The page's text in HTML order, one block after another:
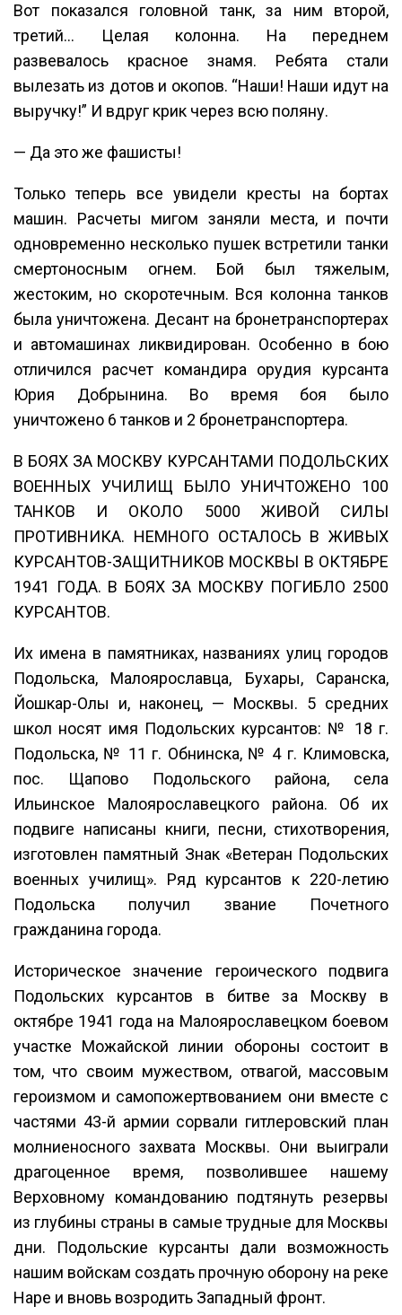
Вот показался головной танк, за ним второй,
третий… Целая колонна. На переднем
развевалось красное знамя. Ребята стали
вылезать из дотов и окопов. “Наши! Наши идут на
выручку!” И вдруг крик через всю поляну.
— Да это же фашисты!
Только теперь все увидели кресты на бортах
машин. Расчеты мигом заняли места, и почти
одновременно несколько пушек встретили танки
смертоносным огнем. Бой был тяжелым,
жестоким, но скоротечным. Вся колонна танков
была уничтожена. Десант на бронетранспортерах
и автомашинах ликвидирован. Особенно в бою
отличился расчет командира орудия курсанта
Юрия Добрынина. Во время боя было
уничтожено 6 танков и 2 бронетранспортера.
В БОЯХ ЗА МОСКВУ КУРСАНТАМИ ПОДОЛЬСКИХ
ВОЕННЫХ УЧИЛИЩ БЫЛО УНИЧТОЖЕНО 100
ТАНКОВ И ОКОЛО 5000 ЖИВОЙ СИЛЫ
ПРОТИВНИКА. НЕМНОГО ОСТАЛОСЬ В ЖИВЫХ
КУРСАНТОВ-ЗАЩИТНИКОВ МОСКВЫ В ОКТЯБРЕ
1941 ГОДА. В БОЯХ ЗА МОСКВУ ПОГИБЛО 2500
КУРСАНТОВ.
Их имена в памятниках, названиях улиц городов
Подольска, Малоярославца, Бухары, Саранска,
Йошкар-Олы и, наконец, — Москвы. 5 средних
школ носят имя Подольских курсантов: № 18 г.
Подольска, № 11 г. Обнинска, № 4 г. Климовска,
пос. Щапово Подольского района, села
Ильинское Малоярославецкого района. Об их
подвиге написаны книги, песни, стихотворения,
изготовлен памятный Знак «Ветеран Подольских
военных училищ». Ряд курсантов к 220-летию
Подольска получил звание Почетного
гражданина города.
Историческое значение героического подвига
Подольских курсантов в битве за Москву в
октябре 1941 года на Малоярославецком боевом
участке Можайской линии обороны состоит в
том, что своим мужеством, отвагой, массовым
героизмом и самопожертвованием они вместе с
частями 43-й армии сорвали гитлеровский план
молниеносного захвата Москвы. Они выиграли
драгоценное время, позволившее нашему
Верховному командованию подтянуть резервы
из глубины страны в самые трудные для Москвы
дни. Подольские курсанты дали возможность
нашим войскам создать прочную оборону на реке
Наре и вновь возродить Западный фронт.